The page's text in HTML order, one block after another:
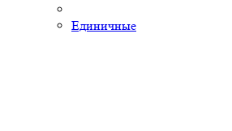
Единичные